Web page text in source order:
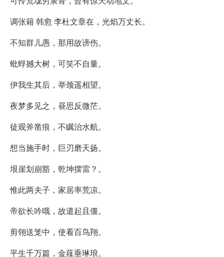
调张籍 韩愈 李杜文章在，光焰万丈长。
不知群儿愚，那用故谤伤。
蚍蜉撼大树，可笑不自量。
伊我生其后，举颈遥相望。
夜梦多见之，昼思反微茫。
徒观斧凿痕，不瞩治水航。
想当施手时，巨刃磨天扬。
垠崖划崩豁，乾坤摆雷？。
惟此两夫子，家居率荒凉。
帝欲长吟哦，故遣起且僵。
剪翎送笼中，使看百鸟翔。
平生千万篇，金薤垂琳琅。